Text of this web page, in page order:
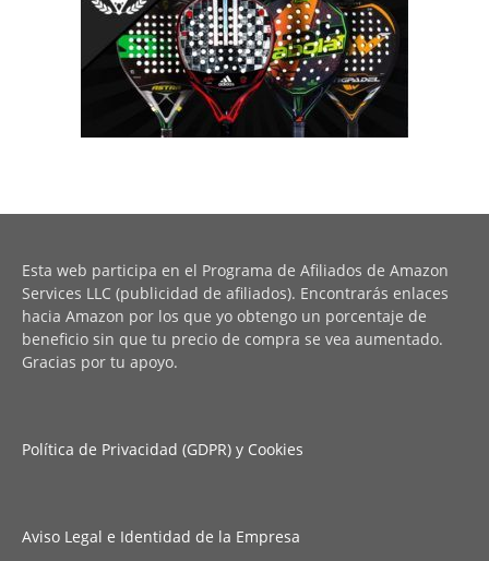
Esta web participa en el Programa de Afiliados de Amazon
Services LLC (publicidad de afiliados). Encontrarás enlaces
hacia Amazon por los que yo obtengo un porcentaje de
beneficio sin que tu precio de compra se vea aumentado.
Gracias por tu apoyo.
Política de Privacidad (GDPR) y Cookies
Aviso Legal e Identidad de la Empresa